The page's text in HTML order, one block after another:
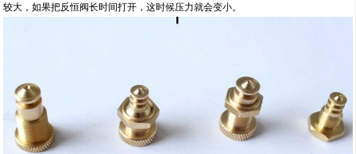
较大，如果把反恒阀长时间打开，这时候压力就会变小。